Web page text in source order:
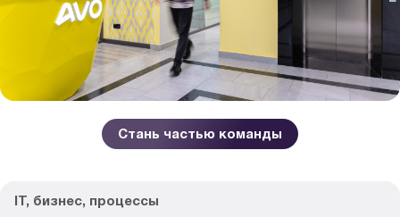
Стань частью команды
IT, бизнес, процессы